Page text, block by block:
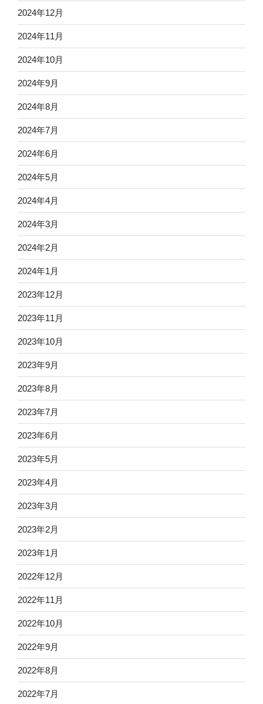
2024年12月
2024年11月
2024年10月
2024年9月
2024年8月
2024年7月
2024年6月
2024年5月
2024年4月
2024年3月
2024年2月
2024年1月
2023年12月
2023年11月
2023年10月
2023年9月
2023年8月
2023年7月
2023年6月
2023年5月
2023年4月
2023年3月
2023年2月
2023年1月
2022年12月
2022年11月
2022年10月
2022年9月
2022年8月
2022年7月